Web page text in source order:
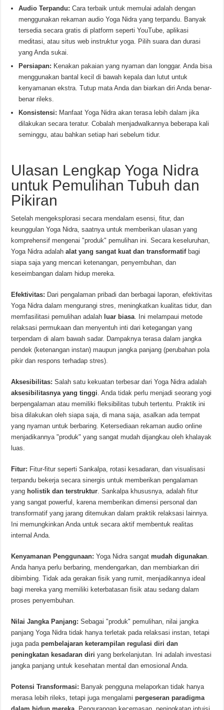
Audio Terpandu: Cara terbaik untuk memulai adalah dengan
menggunakan rekaman audio Yoga Nidra yang terpandu. Banyak
tersedia secara gratis di platform seperti YouTube, aplikasi
meditasi, atau situs web instruktur yoga. Pilih suara dan durasi
yang Anda sukai.
Persiapan: Kenakan pakaian yang nyaman dan longgar. Anda bisa
menggunakan bantal kecil di bawah kepala dan lutut untuk
kenyamanan ekstra. Tutup mata Anda dan biarkan diri Anda benar-
benar rileks.
Konsistensi: Manfaat Yoga Nidra akan terasa lebih dalam jika
dilakukan secara teratur. Cobalah menjadwalkannya beberapa kali
seminggu, atau bahkan setiap hari sebelum tidur.
Ulasan Lengkap Yoga Nidra
untuk Pemulihan Tubuh dan
Pikiran
Setelah mengeksplorasi secara mendalam esensi, fitur, dan
keunggulan Yoga Nidra, saatnya untuk memberikan ulasan yang
komprehensif mengenai "produk" pemulihan ini. Secara keseluruhan,
Yoga Nidra adalahalat yang sangat kuat dan transformatifbagi
siapa saja yang mencari ketenangan, penyembuhan, dan
keseimbangan dalam hidup mereka.
Efektivitas: Dari pengalaman pribadi dan berbagai laporan, efektivitas
Yoga Nidra dalam mengurangi stres, meningkatkan kualitas tidur, dan
memfasilitasi pemulihan adalah luar biasa . Ini melampaui metode
relaksasi permukaan dan menyentuh inti dari ketegangan yang
terpendam di alam bawah sadar. Dampaknya terasa dalam jangka
pendek (ketenangan instan) maupun jangka panjang (perubahan pola
pikir dan respons terhadap stres).
Aksesibilitas: Salah satu kekuatan terbesar dari Yoga Nidra adalah
aksesibilitasnya yang tinggi . Anda tidak perlu menjadi seorang yogi
berpengalaman atau memiliki fleksibilitas tubuh tertentu. Praktik ini
bisa dilakukan oleh siapa saja, di mana saja, asalkan ada tempat
yang nyaman untuk berbaring. Ketersediaan rekaman audio online
menjadikannya "produk" yang sangat mudah dijangkau oleh khalayak
luas.
Fitur: Fitur-fitur seperti Sankalpa, rotasi kesadaran, dan visualisasi
terpandu bekerja secara sinergis untuk memberikan pengalaman
yang holistik dan terstruktur . Sankalpa khususnya, adalah fitur
yang sangat powerful, karena memberikan dimensi personal dan
transformatif yang jarang ditemukan dalam praktik relaksasi lainnya.
Ini memungkinkan Anda untuk secara aktif membentuk realitas
internal Anda.
Kenyamanan Penggunaan: Yoga Nidra sangatmudah digunakan
Anda hanya perlu berbaring, mendengarkan, dan membiarkan diri
dibimbing. Tidak ada gerakan fisik yang rumit, menjadikannya ideal
bagi mereka yang memiliki keterbatasan fisik atau sedang dalam
proses penyembuhan.
Nilai Jangka Panjang: Sebagai "produk" pemulihan, nilai jangka
panjang Yoga Nidra tidak hanya terletak pada relaksasi instan, tetapi
juga padapembelajaran keterampilan regulasi diri dan
peningkatan kesadaran diri yang berkelanjutan. Ini adalah investasi
jangka panjang untuk kesehatan mental dan emosional Anda.
Potensi Transformasi: Banyak pengguna melaporkan tidak hanya
merasa lebih rileks, tetapi juga mengalamipergeseran paradigma